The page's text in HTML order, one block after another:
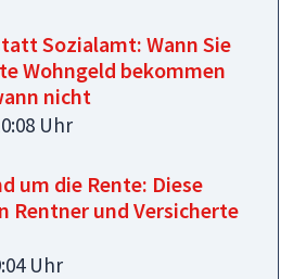
Sozialamt: Wann Sie
Wohngeld bekommen
nicht
Uhr
um die Rente: Diese
Rentner und Versicherte
Uhr